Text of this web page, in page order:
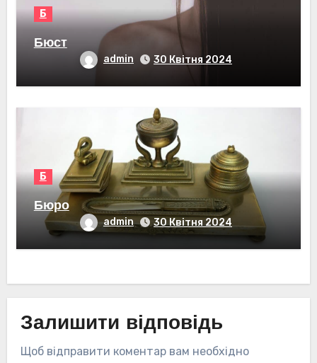
Б
Бюст
admin 30 Квітня 2024
Б
Бюро
admin 30 Квітня 2024
Залишити відповідь
Щоб відправити коментар вам необхідно